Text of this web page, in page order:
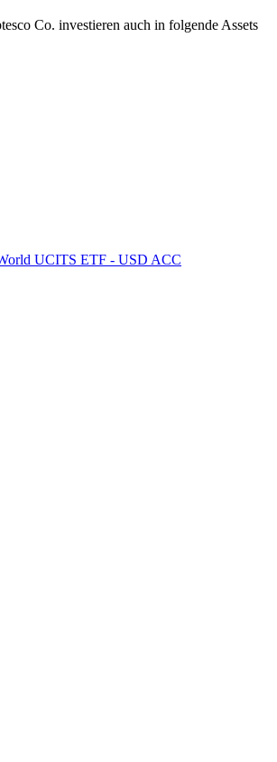
Co. investieren auch in folgende Assets
UCITS ETF - USD ACC